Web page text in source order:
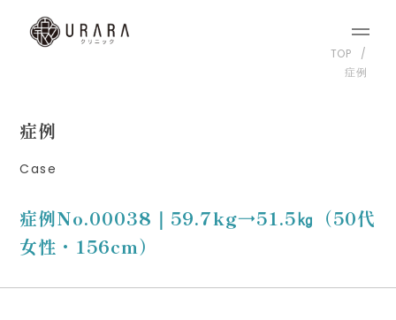
TOP
症例
症例
Case
症例No.00038｜59.7kg→51.5㎏（50代
女性・156cm）